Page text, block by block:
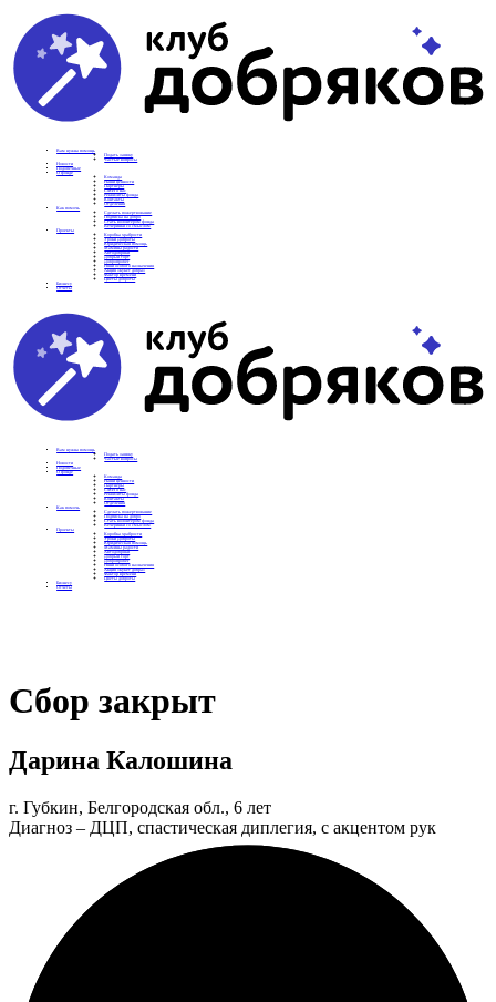
Вам нужна помощь
Подать заявку
Частые вопросы
Новости
Подопечные
О фонде
Команда
Наши ценности
Партнеры
СМИ о нас
Реквизиты фонда
Контакты
Отделения
Как помочь
Сделать пожертвование
Подписка на добро
Стать волонтером фонда
Вечеринки со смыслом
Проекты
Коробка храбрости
Уроки Доброты
Юридическая помощь
Мамины радости
Автодобряки
Добрый торт
Добропробег
Няни особого назначения
Акция «Букет добра»
Фактор времени
Цветы доброты
Бизнесу
Отчеты
Вам нужна помощь
Подать заявку
Частые вопросы
Новости
Подопечные
О фонде
Команда
Наши ценности
Партнеры
СМИ о нас
Реквизиты фонда
Контакты
Отделения
Как помочь
Сделать пожертвование
Подписка на добро
Стать волонтером фонда
Вечеринки со смыслом
Проекты
Коробка храбрости
Уроки Доброты
Юридическая помощь
Мамины радости
Автодобряки
Добрый торт
Добропробег
Няни особого назначения
Акция «Букет добра»
Фактор времени
Цветы доброты
Бизнесу
Отчеты
Сбор закрыт
Дарина Калошина
г. Губкин, Белгородская обл., 6 лет
Диагноз – ДЦП, спастическая диплегия, с акцентом рук